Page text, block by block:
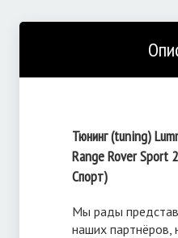
Тюнинг (tuning)
Range Rover Sport
Спорт)
Мы рады
наших партнёров,